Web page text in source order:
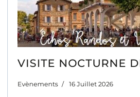
VISITE NOCTURNE
Evènements 16 Juillet 2026